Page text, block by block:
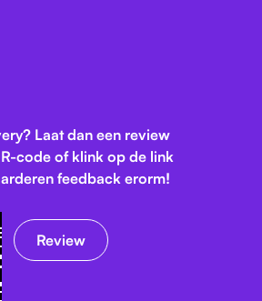
Laat dan een review
code of klink op de link
feedback erorm!
Review